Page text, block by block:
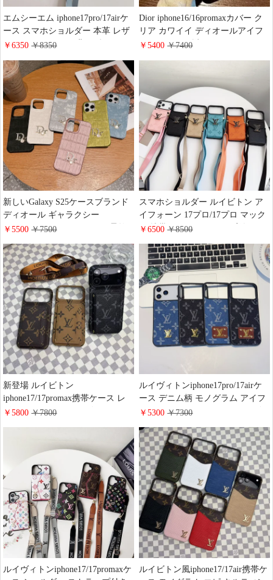
エムシーエム iphone17pro/17airケ
ース スマホショルダー 本革 レザ
ー カードポッケト 背面型 MCM
大人気 Galaxy S25/S25Plusカバー
スマホ ストラップ付き 斜めがけ
大人 可愛い
￥6350￥8350
Dior iphone16/16promaxカバー ク
リア カワイイ ディオールアイフ
ォン15/15plus 透明スマホケース
￥5400￥7400
新しいGalaxy S25ケースブランド
ディオール ギャラクシー
S25Plus/S25Ultraユニケース 柔軟
iphone16/16promaxスマホケース
レデイース 可愛い 多機種対応
￥5500￥7500
スマホショルダー ルイビトン ア
イフォーン 17プロ/17プロ マック
ス 携帯ケース ストラップ付き LV
ドポッケト付き 大容量 収納 多機
能 韓国 ギャラクシー S25/S25Plus
スマホケース ブランド 人気
￥6500￥8500
新登場 ルイビトン
iphone17/17promax携帯ケース レ
ザー モノグラム メンズ スマホシ
ゃれ ブランド ギャラクシー
s25/s24/s23ケース カード収納 衝撃
吸収
￥5800￥7800
ルイヴィトンiphone17pro/17airケ
ース デニム柄 モノグラム アイフ
ォン17promaxケース メタルロゴ
iphone16pro/15ケース デニム 男子
かっこいい LV Galaxy s25/s24スマ
ホケースシンプル おしゃれ
￥5300￥7300
ルイヴィトンiphone17/17promaxケ
ルイビトン風iphone17/17air携帯ケ